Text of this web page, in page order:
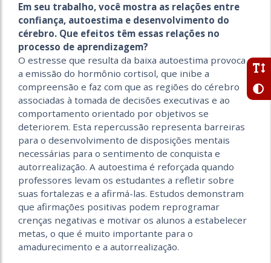
Em seu trabalho, você mostra as relações entre
confiança, autoestima e desenvolvimento do
cérebro. Que efeitos têm essas relações no
processo de aprendizagem?
O estresse que resulta da baixa autoestima provoca
a emissão do hormônio cortisol, que inibe a
compreensão e faz com que as regiões do cérebro
associadas à tomada de decisões executivas e ao
comportamento orientado por objetivos se
deteriorem. Esta repercussão representa barreiras
para o desenvolvimento de disposições mentais
necessárias para o sentimento de conquista e
autorrealização. A autoestima é reforçada quando
professores levam os estudantes a refletir sobre
suas fortalezas e a afirmá-las. Estudos demonstram
que afirmações positivas podem reprogramar
crenças negativas e motivar os alunos a estabelecer
metas, o que é muito importante para o
amadurecimento e a autorrealização.